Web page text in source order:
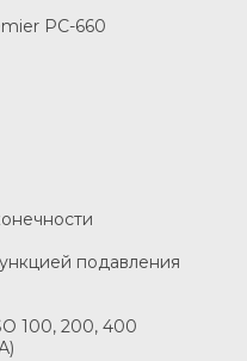
PC-660
подавления
100, 200, 400